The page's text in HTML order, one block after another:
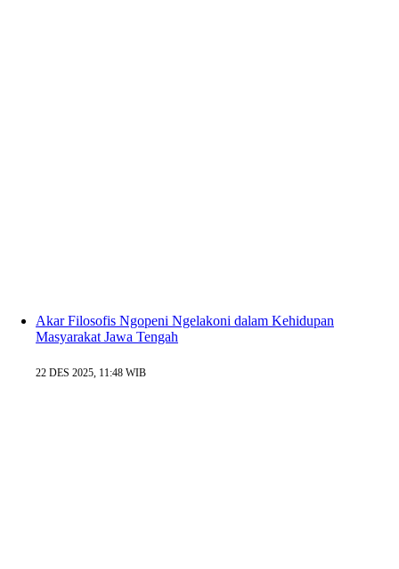
Akar Filosofis Ngopeni Ngelakoni dalam Kehidupan
Masyarakat Jawa Tengah
22 DES 2025, 11:48 WIB